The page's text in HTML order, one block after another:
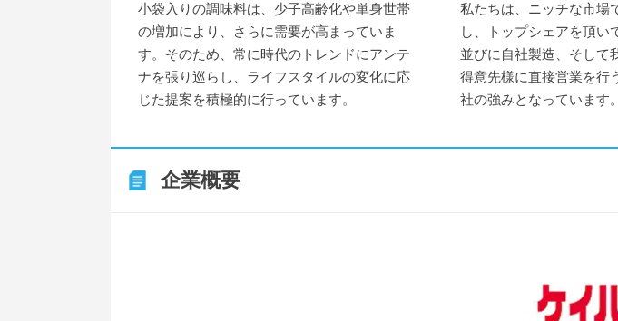
小袋入りの調味料は、少子高齢化や単身世帯
の増加により、さらに需要が高まっていま
す。そのため、常に時代のトレンドにアンテ
ナを張り巡らし、ライフスタイルの変化に応
じた提案を積極的に行っています。
私たちは、ニッチな市場
し、トップシェアを頂い
並びに自社製造、そして
得意先様に直接営業を行
社の強みとなっています。
企業概要